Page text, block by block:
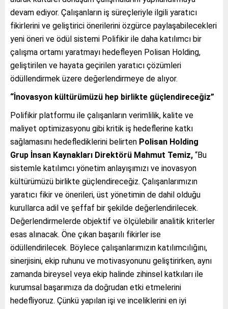
devam ediyor. Çalışanların iş süreçleriyle ilgili yaratıcı
fikirlerini ve geliştirici önerilerini özgürce paylaşabilecekleri
yeni öneri ve ödül sistemi Polifikir ile daha katılımcı bir
çalışma ortamı yaratmayı hedefleyen Polisan Holding,
geliştirilen ve hayata geçirilen yaratıcı çözümleri
ödüllendirmek üzere değerlendirmeye de alıyor.
“İnovasyon kültürümüzü hep birlikte güçlendireceğiz”
Polifikir platformu ile çalışanların verimlilik, kalite ve
maliyet optimizasyonu gibi kritik iş hedeflerine katkı
sağlamasını hedeflediklerini belirten Polisan Holding
Grup İnsan Kaynakları Direktörü Mahmut Temiz, “Bu
sistemle katılımcı yönetim anlayışımızı ve inovasyon
kültürümüzü birlikte güçlendireceğiz. Çalışanlarımızın
yaratıcı fikir ve önerileri, üst yönetimin de dahil olduğu
kurullarca adil ve şeffaf bir şekilde değerlendirilecek.
Değerlendirmelerde objektif ve ölçülebilir analitik kriterler
esas alınacak. Öne çıkan başarılı fikirler ise
ödüllendirilecek. Böylece çalışanlarımızın katılımcılığını,
sinerjisini, ekip ruhunu ve motivasyonunu geliştirirken, aynı
zamanda bireysel veya ekip halinde zihinsel katkıları ile
kurumsal başarımıza da doğrudan etki etmelerini
hedefliyoruz. Çünkü yapılan işi ve inceliklerini en iyi